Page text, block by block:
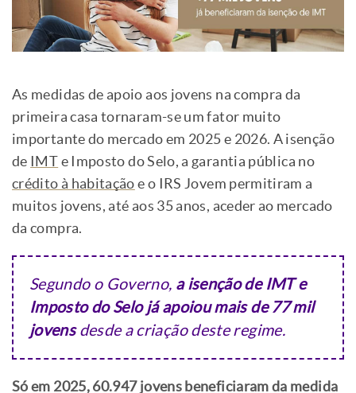
As medidas de apoio aos jovens na compra da
primeira casa tornaram-se um fator muito
importante do mercado em 2025 e 2026. A isenção
de IMT e Imposto do Selo, a garantia pública no
crédito à habitação e o IRS Jovem permitiram a
muitos jovens, até aos 35 anos, aceder ao mercado
da compra.
Segundo o Governo, a isenção de IMT e
Imposto do Selo já apoiou mais de 77 mil
jovensdesde a criação deste regime.
Só em 2025, 60.947 jovens beneficiaram da medida